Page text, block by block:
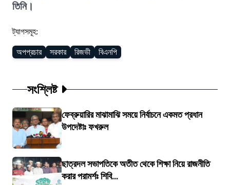
তিনি।
ট্যাগসমূহ:
অপপ্রচার সরকার রিজভী বিএনপি
সংশ্লিষ্ট
ফেব্রুয়ারির মাঝামাঝি সময়ে নির্বাচনে একমত প্রধান
উপদেষ্টাঃ ফখরুল
ছাত্রদল সভাপতিকে অতীত থেকে শিক্ষা নিয়ে রাজনীতি
করার পরামর্শঃ শিবি...